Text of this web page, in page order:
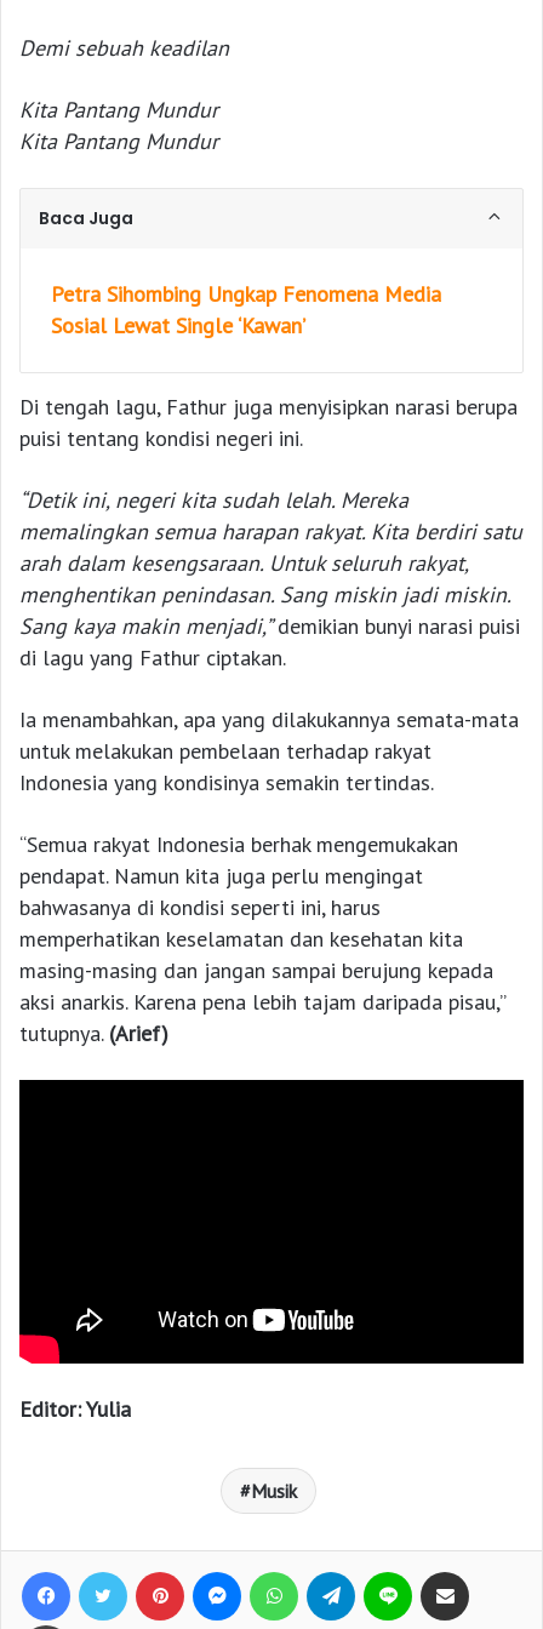
Demi sebuah keadilan
Kita Pantang Mundur
Kita Pantang Mundur
Baca Juga
Petra Sihombing Ungkap Fenomena Media
Sosial Lewat Single ‘Kawan’
Di tengah lagu, Fathur juga menyisipkan narasi berupa
puisi tentang kondisi negeri ini.
“Detik ini, negeri kita sudah lelah. Mereka
memalingkan semua harapan rakyat. Kita berdiri satu
arah dalam kesengsaraan. Untuk seluruh rakyat,
menghentikan penindasan. Sang miskin jadi miskin.
Sang kaya makin menjadi,”demikian bunyi narasi puisi
di lagu yang Fathur ciptakan.
Ia menambahkan, apa yang dilakukannya semata-mata
untuk melakukan pembelaan terhadap rakyat
Indonesia yang kondisinya semakin tertindas.
“Semua rakyat Indonesia berhak mengemukakan
pendapat. Namun kita juga perlu mengingat
bahwasanya di kondisi seperti ini, harus
memperhatikan keselamatan dan kesehatan kita
masing-masing dan jangan sampai berujung kepada
aksi anarkis. Karena pena lebih tajam daripada pisau,”
tutupnya. (Arief)
Editor: Yulia
Musik